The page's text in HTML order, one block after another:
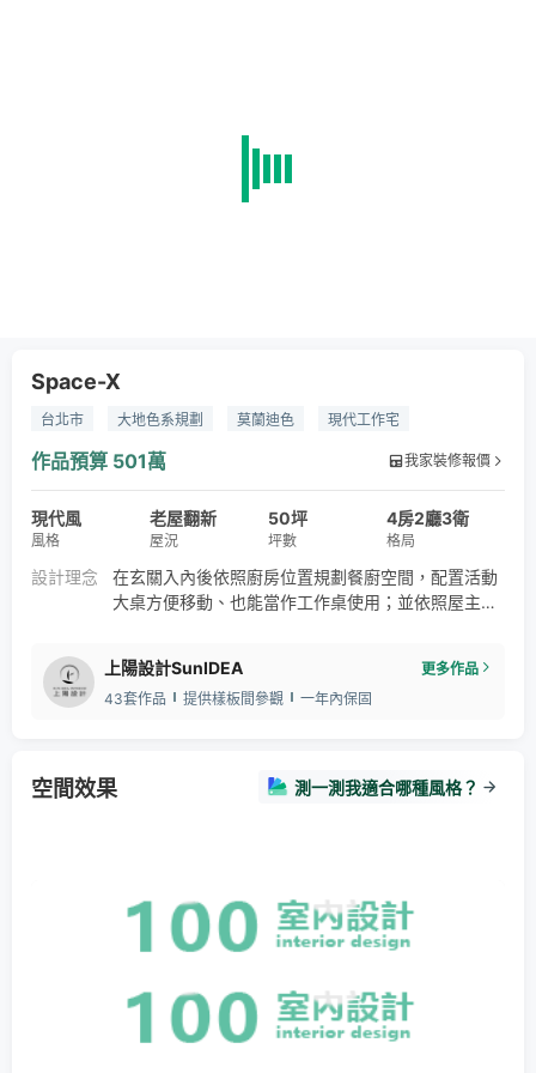
Space-X
台北市 大地色系規劃 莫蘭迪色
現代工作宅
寬敞大空間
大理石地坪
德安進口廚具
義大利木紋磚
仿模板石英磚 電動風琴簾
窗簾
室內設計師
現代風格設計 室內裝修設計
室內設計師
工程統包
室內專技人員
作品預算 501萬 我家裝修報價
現代風
風格
老屋翻新
屋況
50坪
坪數
4房2廳3衛
格局
設計理念
在玄關入內後依照廚房位置規劃餐廚空間，配置活動
大桌方便移動、也能當作工作桌使用；並依照屋主需
與黑玻展示櫃相呼應，不落地設計更顯空間開闊，強
烈的透視線銜接立面引導視覺到客廳採光窗。 客餐廳
將自然的綠意帶往私領域。
上陽設計SunIDEA
更多作品
43套作品
提供樣板間參觀 一年內保固
空間效果 測一測我適合哪種風格？